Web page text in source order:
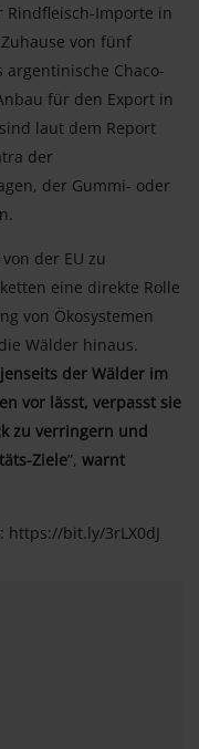
Rindfleisch-Importe in
von fünf
argentinische Chaco-
für den Export in
laut dem Report
der
der Gummi- oder
der EU zu
eine direkte Rolle
von Ökosystemen
Wälder hinaus.
der Wälder im
vor lässt, verpasst sie
zu verringern und
Ziele”, warnt
https://bit.ly/3rLX0dJ